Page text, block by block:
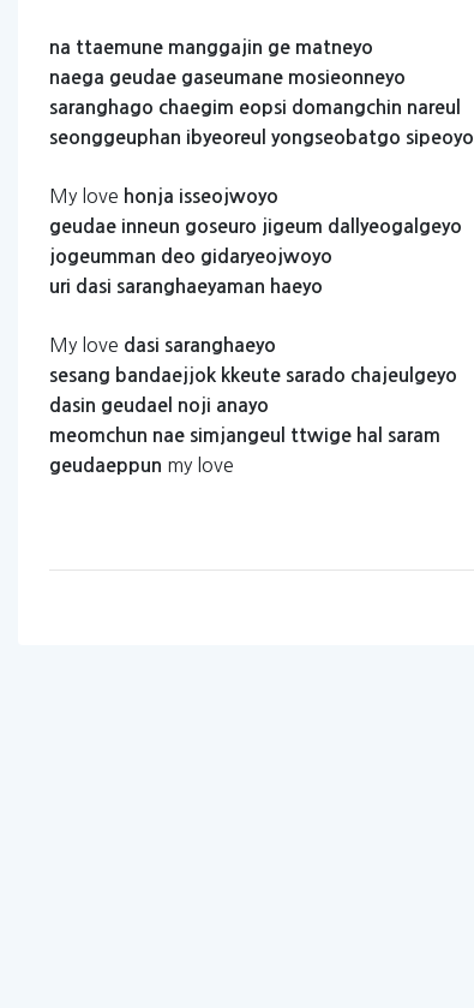
na ttaemune manggajin ge matneyo
naega geudae gaseumane mosieonneyo
saranghago chaegim eopsi domangchin nareul
seonggeuphan ibyeoreul yongseobatgo sipeoyo
My love honja isseojwoyo
geudae inneun goseuro jigeum dallyeogalgeyo
jogeumman deo gidaryeojwoyo
uri dasi saranghaeyaman haeyo
My love dasi saranghaeyo
sesang bandaejjok kkeute sarado chajeulgeyo
dasin geudael noji anayo
meomchun nae simjangeul ttwige hal
saram
geudaeppun my love